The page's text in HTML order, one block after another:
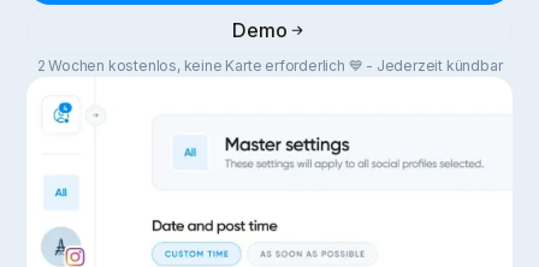
Demo
2 Wochen kostenlos, keine Karte erforderlich 💙 - Jederzeit kündbar